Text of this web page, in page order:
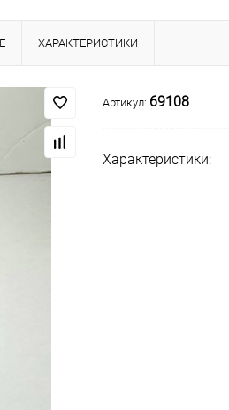
ХАРАКТЕРИСТИКИ
Артикул: 69108
Характеристики: